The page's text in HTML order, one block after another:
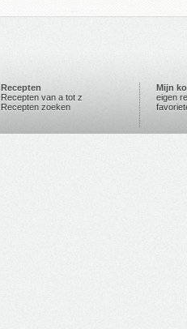
Recepten
Recepten van a tot z
Recepten zoeken
Mijn
eigen